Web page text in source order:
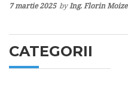
7 martie 2025 byIng. Florin Moize
CATEGORII